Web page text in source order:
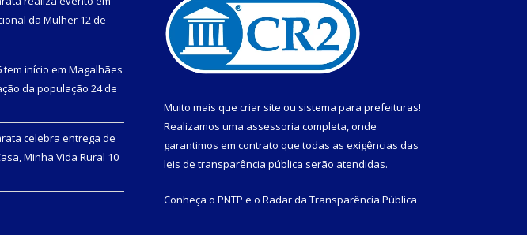
da Mulher 12 de
início em Magalhães
da população 24 de
celebra entrega de
Minha Vida Rural 10
Muito mais que criar site ou sistema para prefeituras!
Realizamos uma assessoria completa, onde
garantimos em contrato que todas as exigências das
leis de transparência pública serão atendidas.
Conheça o PNTP e o Radar da Transparência Pública